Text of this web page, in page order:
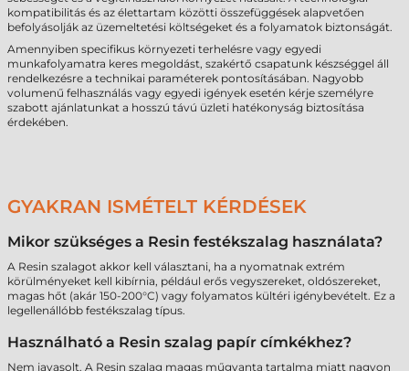
kompatibilitás és az élettartam közötti összefüggések alapvetően
befolyásolják az üzemeltetési költségeket és a folyamatok biztonságát.
Amennyiben specifikus környezeti terhelésre vagy egyedi
munkafolyamatra keres megoldást, szakértő csapatunk készséggel áll
rendelkezésre a technikai paraméterek pontosításában. Nagyobb
volumenű felhasználás vagy egyedi igények esetén kérje személyre
szabott ajánlatunkat a hosszú távú üzleti hatékonyság biztosítása
érdekében.
GYAKRAN ISMÉTELT KÉRDÉSEK
Mikor szükséges a Resin festékszalag használata?
A Resin szalagot akkor kell választani, ha a nyomatnak extrém
körülményeket kell kibírnia, például erős vegyszereket, oldószereket,
magas hőt (akár 150-200°C) vagy folyamatos kültéri igénybevételt. Ez a
legellenállóbb festékszalag típus.
Használható a Resin szalag papír címkékhez?
Nem javasolt. A Resin szalag magas műgyanta tartalma miatt nagyon